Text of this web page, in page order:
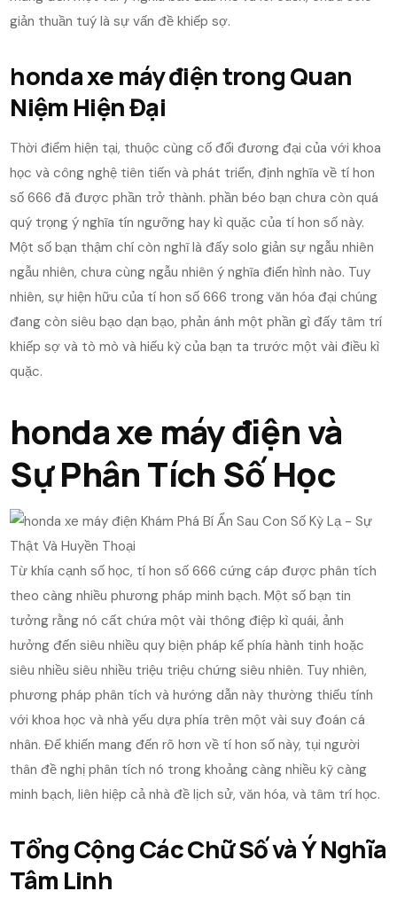
giản thuần tuý là sự vấn đề khiếp sợ.
honda xe máy điện trong Quan
Niệm Hiện Đại
Thời điểm hiện tại, thuộc cùng cố đổi đương đại của với khoa
học và công nghệ tiên tiến và phát triển, định nghĩa về tí hon
số 666 đã được phần trở thành. phần béo bạn chưa còn quá
quý trọng ý nghĩa tín ngưỡng hay kì quặc của tí hon số này.
Một số bạn thậm chí còn nghĩ là đấy solo giản sự ngẫu nhiên
ngẫu nhiên, chưa cùng ngẫu nhiên ý nghĩa điển hình nào. Tuy
nhiên, sự hiện hữu của tí hon số 666 trong văn hóa đại chúng
đang còn siêu bạo dạn bạo, phản ánh một phần gì đấy tâm trí
khiếp sợ và tò mò và hiếu kỳ của bạn ta trước một vài điều kì
quặc.
honda xe máy điện và
Sự Phân Tích Số Học
Từ khía cạnh số học, tí hon số 666 cứng cáp được phân tích
theo càng nhiều phương pháp minh bạch. Một số bạn tin
tưởng rằng nó cất chứa một vài thông điệp kì quái, ảnh
hưởng đến siêu nhiều quy biện pháp kế phía hành tinh hoặc
siêu nhiều siêu nhiều triệu triệu chứng siêu nhiên. Tuy nhiên,
phương pháp phân tích và hướng dẫn này thường thiếu tính
với khoa học và nhà yếu dựa phía trên một vài suy đoán cá
nhân. Để khiến mang đến rõ hơn về tí hon số này, tụi người
thân đề nghị phân tích nó trong khoảng càng nhiều kỹ càng
minh bạch, liên hiệp cả nhà đề lịch sử, văn hóa, và tâm trí học.
Tổng Cộng Các Chữ Số và Ý Nghĩa
Tâm Linh